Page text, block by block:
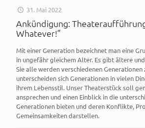
31. Mai 2022
Ankündigung:
Whatever!”
Mit einer Generation bezeichnet man eine
in ungefähr gleichem Alter. Es gibt ältere
Sie alle werden verschiedenen
unterscheiden sich Generationen in vielen
ihrem Lebensstil. Unser Theaterstück soll
ansprechen und einen Einblick in die
Generationen bieten und deren Konflikte,
Gemeinsamkeiten darstellen.